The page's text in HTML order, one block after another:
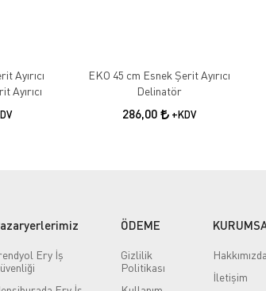
Ayırıcı
Ayırıcı
EKO 45 cm Esnek Şerit Ayırıcı
Delinatör
286,00 +KDV
Ery İş
ÖDEME
Gizlilik
Politikası
Hakkımızda
İletişim